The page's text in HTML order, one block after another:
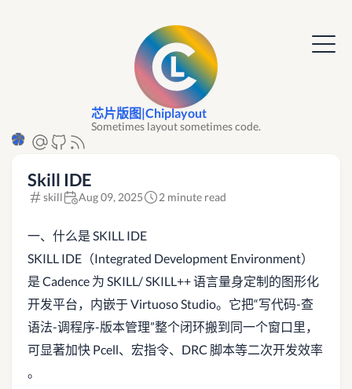
芯片版图|Chiplayout
Sometimes layout sometimes code.
Skill IDE
skill Aug 09, 2025 2 minute read
一、什么是 SKILL IDE
SKILL IDE（Integrated Development Environment）
是 Cadence 为 SKILL/ SKILL++ 语言量身定制的图形化
开发平台，内嵌于 Virtuoso Studio。它把“写代码-查
语法-调程序-版本管理”整个闭环搬到同一个窗口里，
可显著加快 Pcell、宏指令、DRC 脚本等二次开发效率
。